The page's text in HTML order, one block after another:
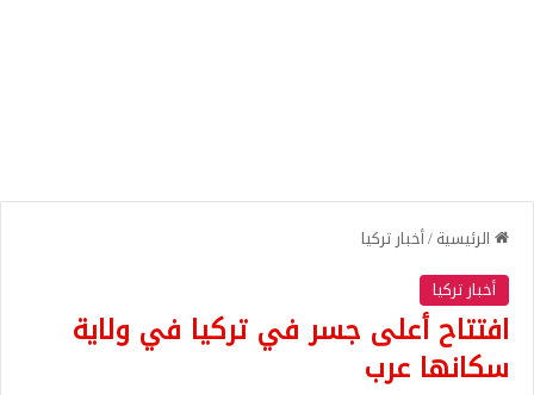
الرئيسية/أخبار تركيا
أخبار تركيا
افتتاح أعلى جسر في تركيا في ولاية
سكانها عرب